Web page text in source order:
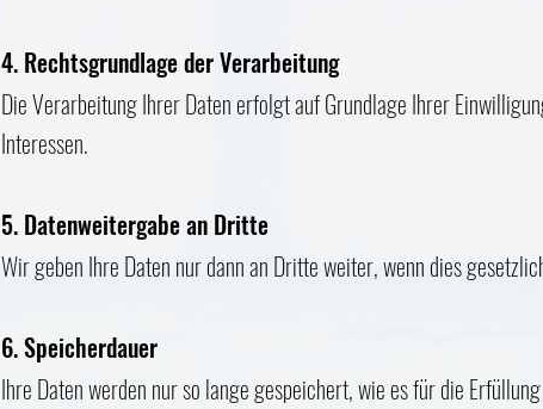
4. Rechtsgrundlage der Verarbeitung
Die Verarbeitung Ihrer Daten erfolgt auf Grundlage Ihrer
Interessen.
5. Datenweitergabe an Dritte
Wir geben Ihre Daten nur dann an Dritte weiter, wenn dies
6. Speicherdauer
Ihre Daten werden nur so lange gespeichert, wie es für die